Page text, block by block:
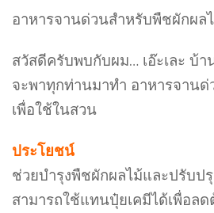
อาหารจานด่วนสำหรับพืชผักผล
สวัสดีครับพบกับผม… เอ๊ะเละ บ้
จะพาทุกท่านมาทำ อาหารจาน
เพื่อใช้ในสวน
ประโยชน์
ช่วยบำรุงพืชผักผลไม้และปรับป
สามารถใช้แทนปุ๋ยเคมีได้เพื่อล